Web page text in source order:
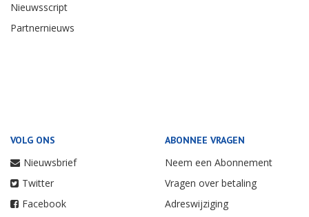
Nieuwsscript
Partnernieuws
VOLG ONS
Nieuwsbrief
Twitter
Facebook
ABONNEE VRAGEN
Neem een Abonnement
Vragen over betaling
Adreswijziging